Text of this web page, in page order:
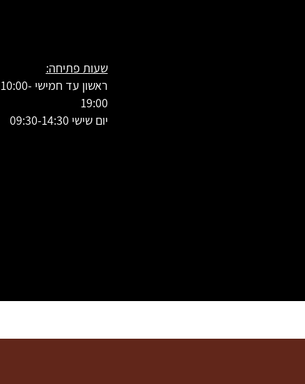
שעות פתיחה:
ראשון עד חמישי 10:00-
19:00
יום שישי 09:30-14:30